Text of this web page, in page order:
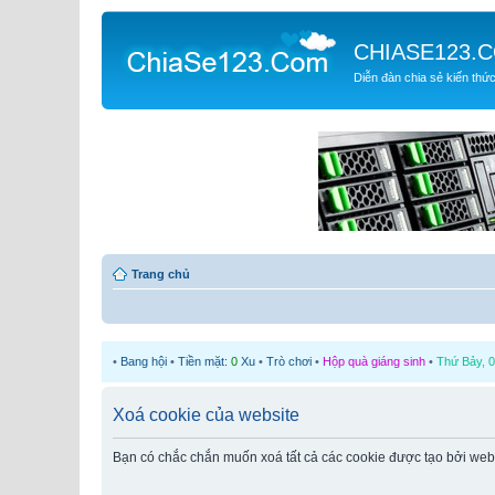
Diễn đàn chia sẻ kiến thức
Trang chủ
• Bang hội • Tiền mặt: 0 Xu • Trò chơi • Hộp quà giáng sinh • Thứ Bảy,
Xoá cookie của website
Bạn có chắc chắn muốn xoá tất cả các cookie được tạo bởi